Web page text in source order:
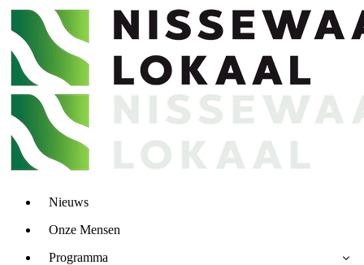
Nieuws
Onze Mensen
Programma